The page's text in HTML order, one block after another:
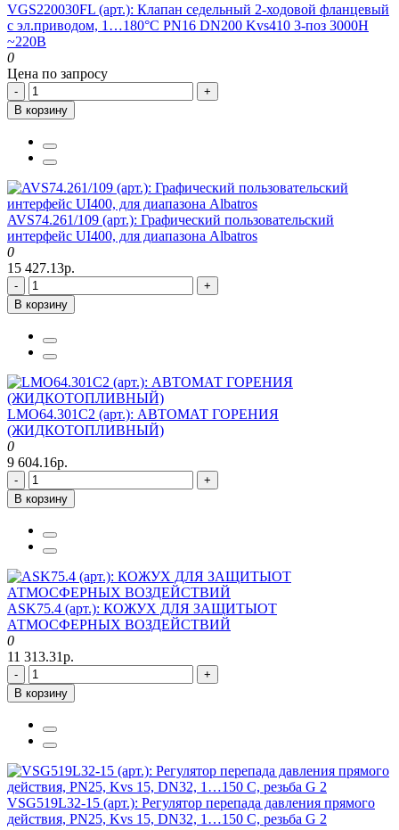
VGS220030FL (арт.): Клапан седельный 2-ходовой фланцевый
с эл.приводом, 1…180°С PN16 DN200 Kvs410 3-поз 3000Н
~220В
0
Цена по запросу
-
+
В корзину
AVS74.261/109 (арт.): Графический пользовательский
интерфейс UI400, для диапазона Albatros
0
15 427.13р.
-
+
В корзину
LMO64.301C2 (арт.): АВТОМАТ ГОРЕНИЯ
(ЖИДКОТОПЛИВНЫЙ)
0
9 604.16р.
-
+
В корзину
ASK75.4 (арт.): КОЖУХ ДЛЯ ЗАЩИТЫОТ
АТМОСФЕРНЫХ ВОЗДЕЙСТВИЙ
0
11 313.31р.
-
+
В корзину
VSG519L32-15 (арт.): Регулятор перепада давления прямого
действия, PN25, Kvs 15, DN32, 1…150 C, резьба G 2